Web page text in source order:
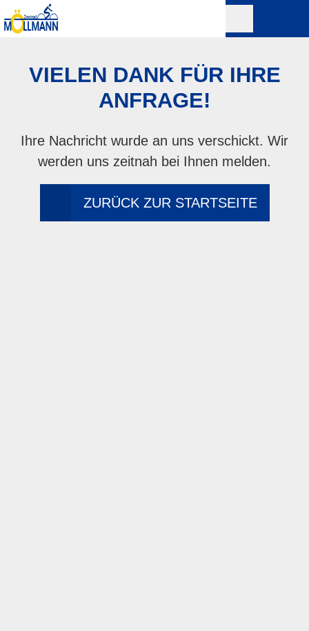
VIELEN DANK FÜR IHRE
ANFRAGE!
Ihre Nachricht wurde an uns verschickt. Wir
werden uns zeitnah bei Ihnen melden.
ZURÜCK ZUR STARTSEITE